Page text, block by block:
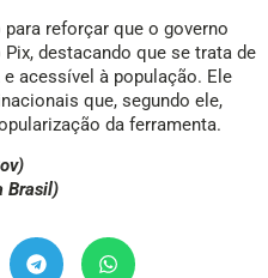
reforçar que o governo
destacando que se trata de
acessível à população. Ele
que, segundo ele,
da ferramenta.
Brasil)